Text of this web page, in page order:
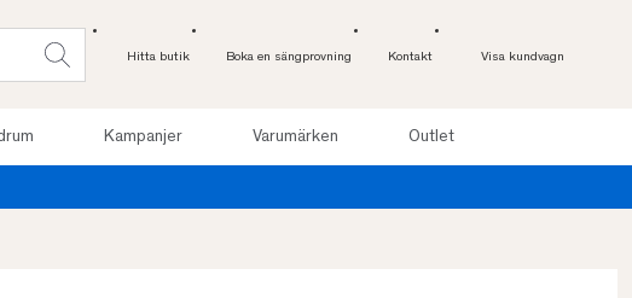
Hitta butik Boka en sängprovning Kontakt Visa kundvagn
Kampanjer Varumärken Outlet
nätter. Läs mer